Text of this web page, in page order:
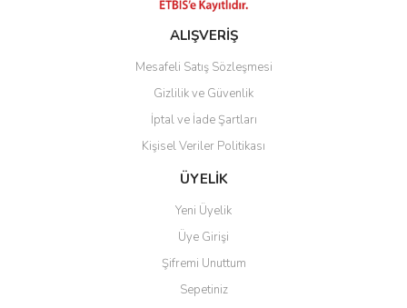
ALIŞVERİŞ
Mesafeli Satış Sözleşmesi
Gizlilik ve Güvenlik
İptal ve İade Şartları
Kişisel Veriler Politikası
ÜYELİK
Yeni Üyelik
Üye Girişi
Şifremi Unuttum
Sepetiniz